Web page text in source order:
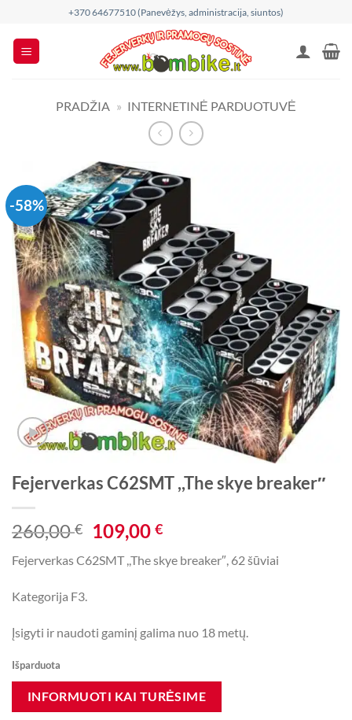
content
+370 64677510 (Panevėžys, administracija, siuntos)
PRADŽIA » INTERNETINĖ PARDUOTUVĖ
-58%
Fejerverkas C62SMT ,,The skye breaker″
260,00€
Original
price
was:
109,00€Current
is:
Fejerverkas C62SMT ,,The skye breaker″, 62 šūviai
Kategorija F3.
Įsigyti ir naudoti gaminį galima nuo 18 metų.
Išparduota